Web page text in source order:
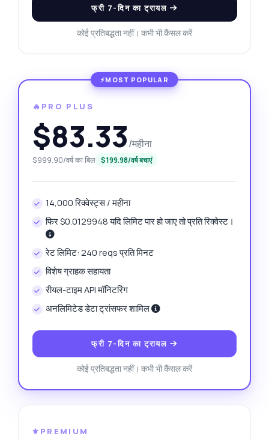
फ्री 7-दिन का ट्रायल
कोई प्रतिबद्धता नहीं। कभी भी कैंसल करें
🔥PRO PLUS
$83.33/महीना
$999.90/वर्ष का बिल $199.98/वर्ष बचाएं
14,000 रिक्वेस्ट्स / महीना
फिर $0.0129948 यदि लिमिट पार हो जाए तो प्रति रिक्वेस्ट।
रेट लिमिट: 240 reqs प्रति मिनट
विशेष ग्राहक सहायता
रीयल-टाइम API मॉनिटरिंग
अनलिमिटेड डेटा ट्रांसफर शामिल
फ्री 7-दिन का ट्रायल
कोई प्रतिबद्धता नहीं। कभी भी कैंसल करें
⚜️PREMIUM